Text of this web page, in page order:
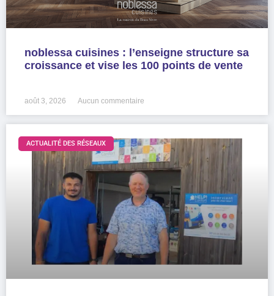
noblessa cuisines : l’enseigne structure sa
croissance et vise les 100 points de vente
août 3, 2026 Aucun commentaire
ACTUALITÉ DES RÉSEAUX